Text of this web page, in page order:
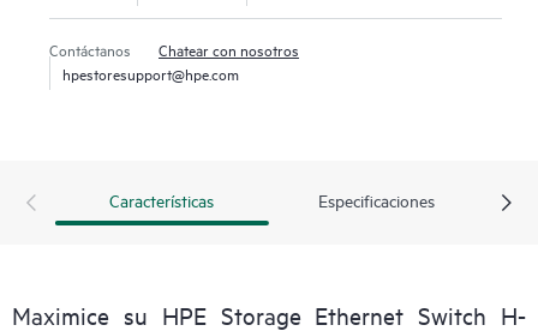
Contáctanos
Chatear con nosotros
hpestoresupport@hpe.com
Características Especificaciones
Maximice su HPE Storage Ethernet Switch H-